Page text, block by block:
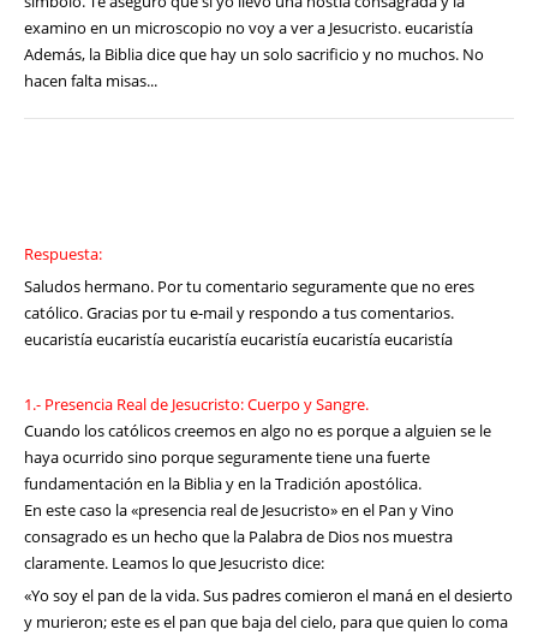
examino en un microscopio no voy a ver a Jesucristo. eucaristía
Además, la Biblia dice que hay un solo sacrificio y no muchos. No
hacen falta misas...
Respuesta:
Saludos hermano. Por tu comentario seguramente que no eres
católico. Gracias por tu e-mail y respondo a tus comentarios.
eucaristía eucaristía eucaristía eucaristía eucaristía eucaristía
1.- Presencia Real de Jesucristo: Cuerpo y Sangre.
Cuando los católicos creemos en algo no es porque a alguien se le
haya ocurrido sino porque seguramente tiene una fuerte
fundamentación en la Biblia y en la Tradición apostólica.
En este caso la «presencia real de Jesucristo» en el Pan y Vino
consagrado es un hecho que la Palabra de Dios nos muestra
claramente. Leamos lo que Jesucristo dice:
«Yo soy el pan de la vida. Sus padres comieron el maná en el desierto
y murieron; este es el pan que baja del cielo, para que quien lo coma